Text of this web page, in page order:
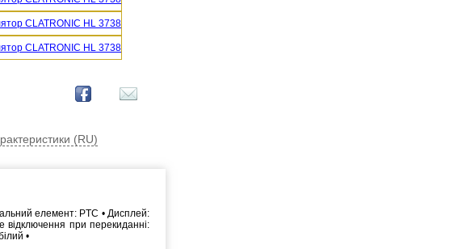
(RU)
елемент: PTC • Дисплей:
відключення при перекиданні:
•